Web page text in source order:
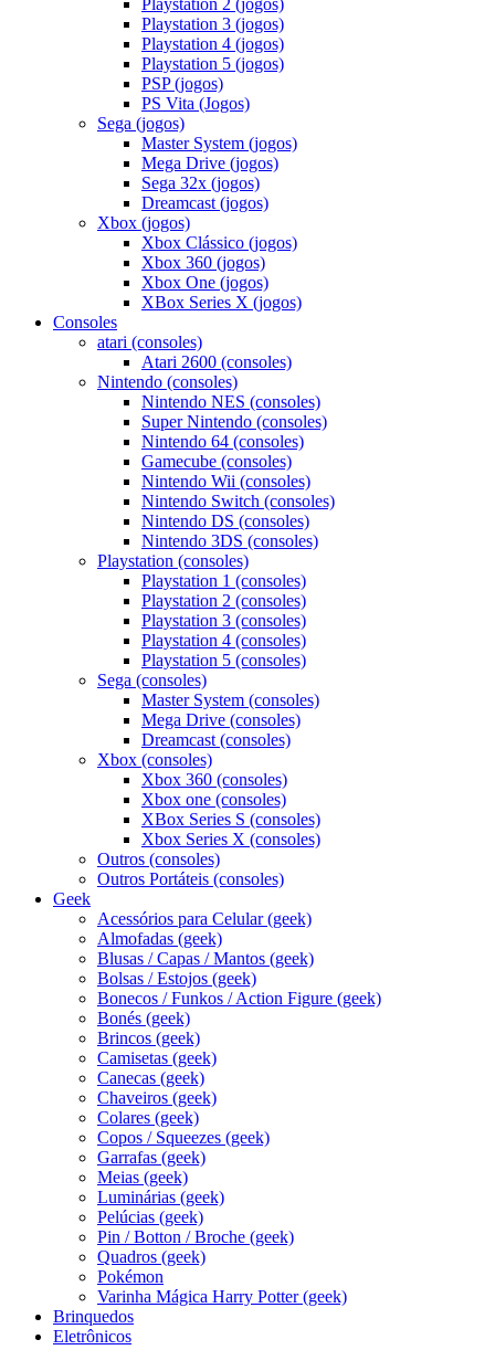
Playstation 3 (jogos)
Playstation 4 (jogos)
Playstation 5 (jogos)
PSP (jogos)
PS Vita (Jogos)
Sega (jogos)
Master System (jogos)
Mega Drive (jogos)
Sega 32x (jogos)
Dreamcast (jogos)
Xbox (jogos)
Xbox Clássico (jogos)
Xbox 360 (jogos)
Xbox One (jogos)
XBox Series X (jogos)
Consoles
atari (consoles)
Atari 2600 (consoles)
Nintendo (consoles)
Nintendo NES (consoles)
Super Nintendo (consoles)
Nintendo 64 (consoles)
Gamecube (consoles)
Nintendo Wii (consoles)
Nintendo Switch (consoles)
Nintendo DS (consoles)
Nintendo 3DS (consoles)
Playstation (consoles)
Playstation 1 (consoles)
Playstation 2 (consoles)
Playstation 3 (consoles)
Playstation 4 (consoles)
Playstation 5 (consoles)
Sega (consoles)
Master System (consoles)
Mega Drive (consoles)
Dreamcast (consoles)
Xbox (consoles)
Xbox 360 (consoles)
Xbox one (consoles)
XBox Series S (consoles)
Xbox Series X (consoles)
Outros (consoles)
Outros Portáteis (consoles)
Geek
Acessórios para Celular (geek)
Almofadas (geek)
Blusas / Capas / Mantos (geek)
Bolsas / Estojos (geek)
Bonecos / Funkos / Action Figure (geek)
Bonés (geek)
Brincos (geek)
Camisetas (geek)
Canecas (geek)
Chaveiros (geek)
Colares (geek)
Copos / Squeezes (geek)
Garrafas (geek)
Meias (geek)
Luminárias (geek)
Pelúcias (geek)
Pin / Botton / Broche (geek)
Quadros (geek)
Pokémon
Varinha Mágica Harry Potter (geek)
Brinquedos
Eletrônicos